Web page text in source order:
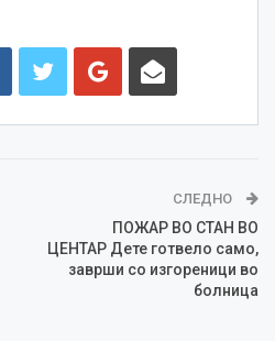
СЛЕДНО
ПОЖАР ВО СТАН ВО
ЦЕНТАР Дете готвело само,
заврши со изгореници во
болница